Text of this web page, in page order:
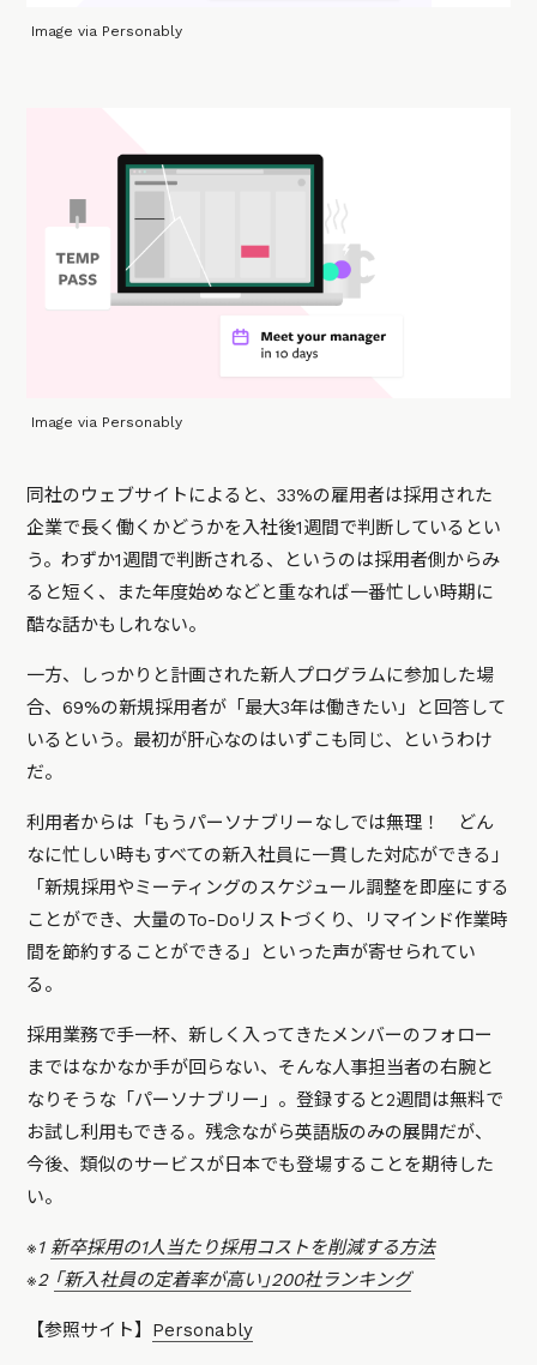
Image via Personably
Image via Personably
同社のウェブサイトによると、33%の雇用者は採用された
企業で長く働くかどうかを入社後1週間で判断しているとい
う。わずか1週間で判断される、というのは採用者側からみ
ると短く、また年度始めなどと重なれば一番忙しい時期に
酷な話かもしれない。
一方、しっかりと計画された新人プログラムに参加した場
合、69%の新規採用者が「最大3年は働きたい」と回答して
いるという。最初が肝心なのはいずこも同じ、というわけ
だ。
利用者からは「もうパーソナブリーなしでは無理！ どん
なに忙しい時もすべての新入社員に一貫した対応ができる」
「新規採用やミーティングのスケジュール調整を即座にする
ことができ、大量のTo-Doリストづくり、リマインド作業時
間を節約することができる」といった声が寄せられてい
る。
採用業務で手一杯、新しく入ってきたメンバーのフォロー
まではなかなか手が回らない、そんな人事担当者の右腕と
なりそうな「パーソナブリー」。登録すると2週間は無料で
お試し利用もできる。残念ながら英語版のみの展開だが、
今後、類似のサービスが日本でも登場することを期待した
い。
※1新卒採用の1人当たり採用コストを削減する方法
※2 ｢新入社員の定着率が高い｣200社ランキング
【参照サイト】 Personably